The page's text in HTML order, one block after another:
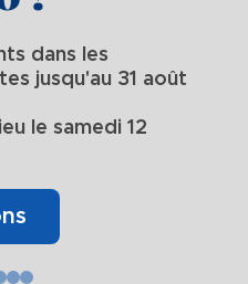
dans les
jusqu'au 31 août
le samedi 12